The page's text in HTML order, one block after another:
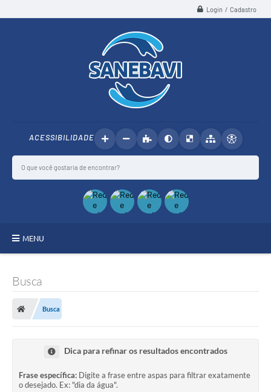
Login / Cadastro
ACESSIBILIDADE
MENU
ÁGUA
ESGOTO
ACESSOS EXTERNOS
Busca
Busca
Dica para refinar os resultados encontrados
Frase específica: Digite a frase entre aspas para filtrar exatamente
o desejado. Ex: "dia da água".